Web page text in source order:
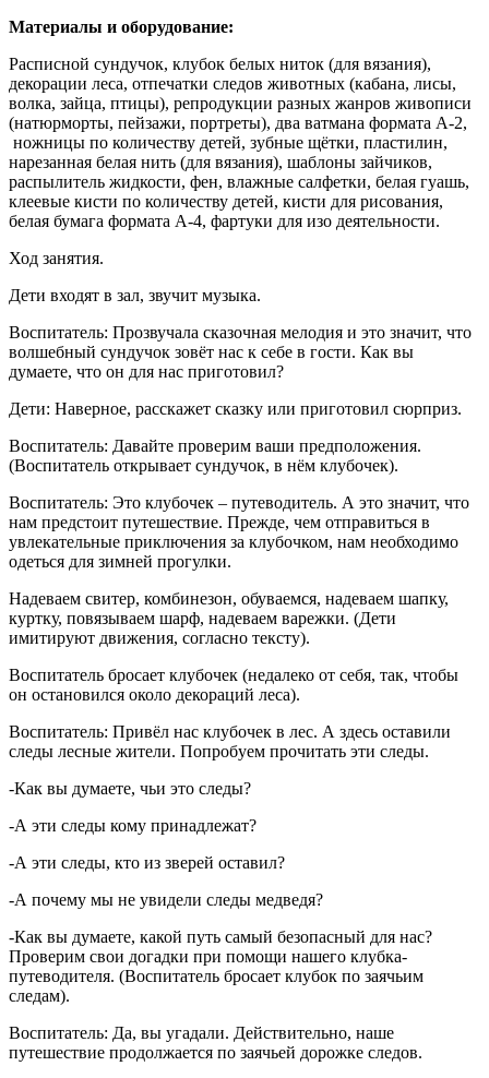
Материалы и оборудование:
Расписной сундучок, клубок белых ниток (для вязания),
декорации леса, отпечатки следов животных (кабана, лисы,
волка, зайца, птицы), репродукции разных жанров живописи
(натюрморты, пейзажи, портреты), два ватмана формата А-2,
ножницы по количеству детей, зубные щётки, пластилин,
нарезанная белая нить (для вязания), шаблоны зайчиков,
распылитель жидкости, фен, влажные салфетки, белая гуашь,
клеевые кисти по количеству детей, кисти для рисования,
белая бумага формата А-4, фартуки для изо деятельности.
Ход занятия.
Дети входят в зал, звучит музыка.
Воспитатель: Прозвучала сказочная мелодия и это значит, что
волшебный сундучок зовёт нас к себе в гости. Как вы
думаете, что он для нас приготовил?
Дети: Наверное, расскажет сказку или приготовил сюрприз.
Воспитатель: Давайте проверим ваши предположения.
(Воспитатель открывает сундучок, в нём клубочек).
Воспитатель: Это клубочек – путеводитель. А это значит, что
нам предстоит путешествие. Прежде, чем отправиться в
увлекательные приключения за клубочком, нам необходимо
одеться для зимней прогулки.
Надеваем свитер, комбинезон, обуваемся, надеваем шапку,
куртку, повязываем шарф, надеваем варежки. (Дети
имитируют движения, согласно тексту).
Воспитатель бросает клубочек (недалеко от себя, так, чтобы
он остановился около декораций леса).
Воспитатель: Привёл нас клубочек в лес. А здесь оставили
следы лесные жители. Попробуем прочитать эти следы.
-Как вы думаете, чьи это следы?
-А эти следы кому принадлежат?
-А эти следы, кто из зверей оставил?
-А почему мы не увидели следы медведя?
-Как вы думаете, какой путь самый безопасный для нас?
Проверим свои догадки при помощи нашего клубка-
путеводителя. (Воспитатель бросает клубок по заячьим
следам).
Воспитатель: Да, вы угадали. Действительно, наше
путешествие продолжается по заячьей дорожке следов.